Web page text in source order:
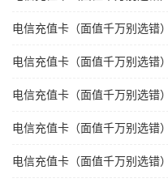
电信充值卡（面值千万别选错
电信充值卡（面值千万别选错
电信充值卡（面值千万别选错
电信充值卡（面值千万别选错
电信充值卡（面值千万别选错